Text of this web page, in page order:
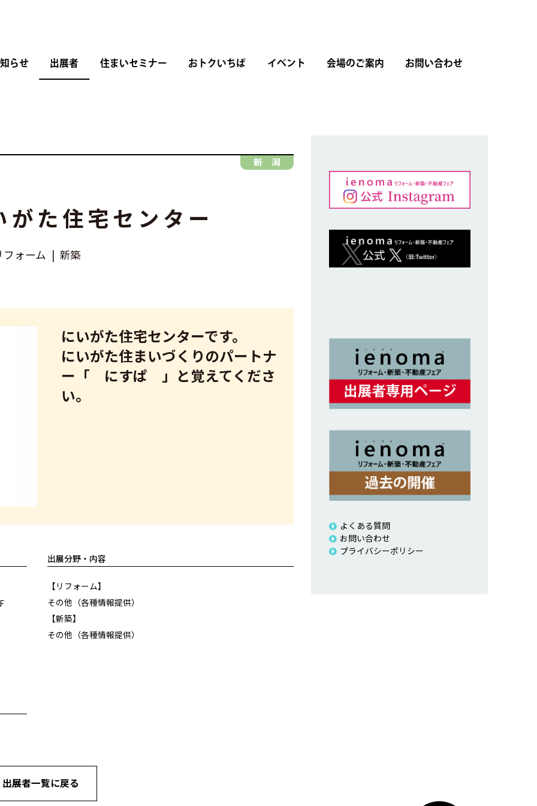
らせ 出展者 住まいセミナー おトクいちば イベント 会場のご案内 お問い合わせ
新 潟
た住宅センター
フォーム 新築
にいがた住宅センターです。
にいがた住まいづくりのパートナ
ー「 にすぱ 」と覚えてくださ
い。
出展分野・内容
【リフォーム】
その他（各種情報提供）
【新築】
その他（各種情報提供）
出展者一覧に戻る
よくある質問
お問い合わせ
プライバシーポリシー